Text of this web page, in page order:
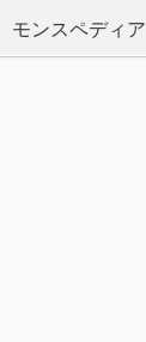
モンスペディア